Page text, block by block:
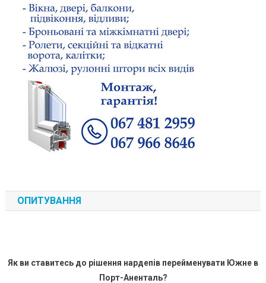
ОПИТУВАННЯ
Як ви ставитесь до рішення нардепів перейменувати Южне в
Порт-Аненталь?